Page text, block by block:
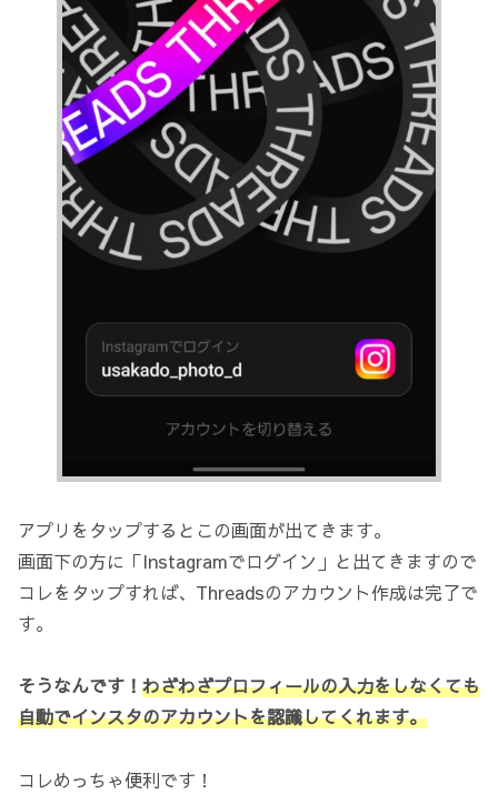
アプリをタップするとこの画面が出てきます。
画面下の方に「Instagramでログイン」と出てきますので
コレをタップすれば、Threadsのアカウント作成は完了で
す。
そうなんです！ わざわざプロフィールの入力をしなくても
自動でインスタのアカウントを認識してくれます。
コレめっちゃ便利です！